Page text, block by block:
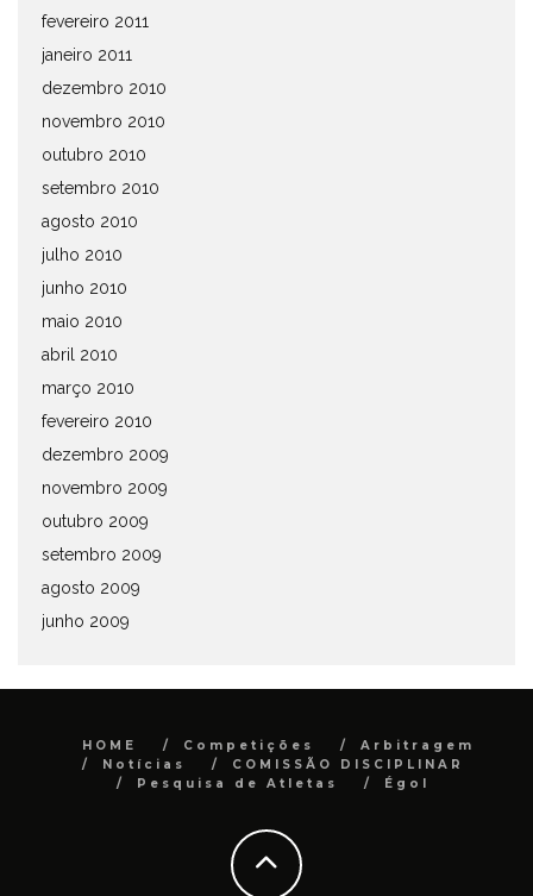
fevereiro 2011
janeiro 2011
dezembro 2010
novembro 2010
outubro 2010
setembro 2010
agosto 2010
julho 2010
junho 2010
maio 2010
abril 2010
março 2010
fevereiro 2010
dezembro 2009
novembro 2009
outubro 2009
setembro 2009
agosto 2009
junho 2009
HOME Competições
Arbitragem
Notícias
COMISSÃO DISCIPLINAR
Pesquisa de Atletas
Égol